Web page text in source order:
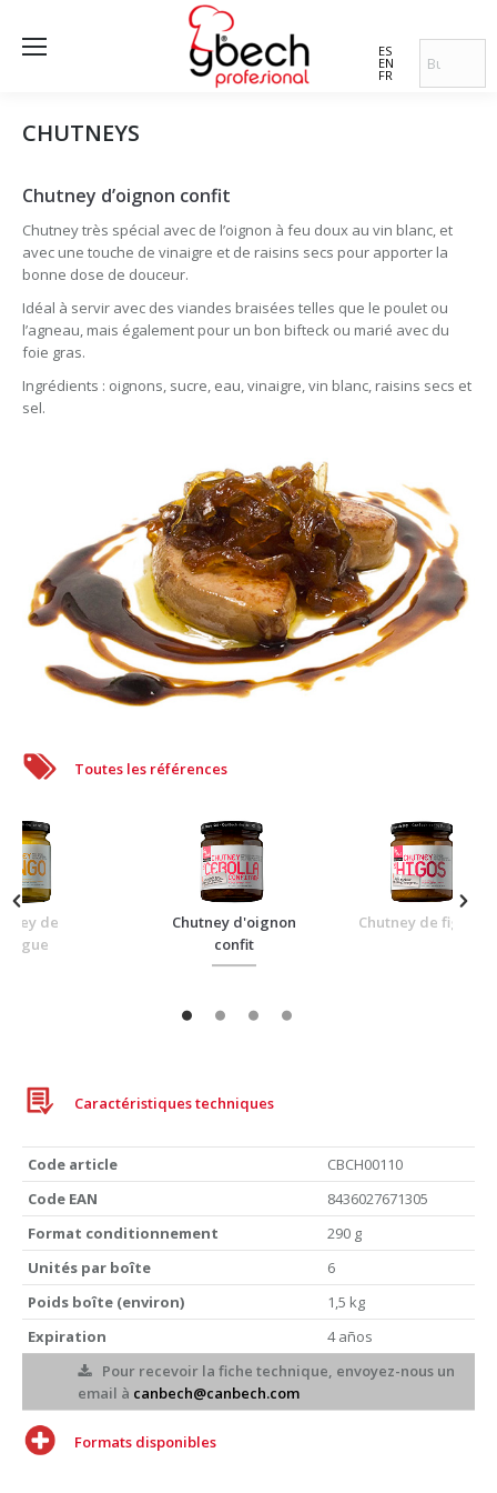
ES
EN
FR
CHUTNEYS
Chutney d’oignon confit
Chutney très spécial avec de l’oignon à feu doux au vin blanc, et
avec une touche de vinaigre et de raisins secs pour apporter la
bonne dose de douceur.
Idéal à servir avec des viandes braisées telles que le poulet ou
l’agneau, mais également pour un bon bifteck ou marié avec du
foie gras.
Ingrédients : oignons, sucre, eau, vinaigre, vin blanc, raisins secs et
sel.
Toutes les références
de
Chutney d'oignon
confit
Chutney de figues
Caractéristiques techniques
Code article
CBCH00110
Code EAN
8436027671305
Format conditionnement
290 g
Unités par boîte
6
Poids boîte (environ)
1,5 kg
Expiration
4 años
Pour recevoir la fiche technique, envoyez-nous un
email à canbech@canbech.com
Formats disponibles